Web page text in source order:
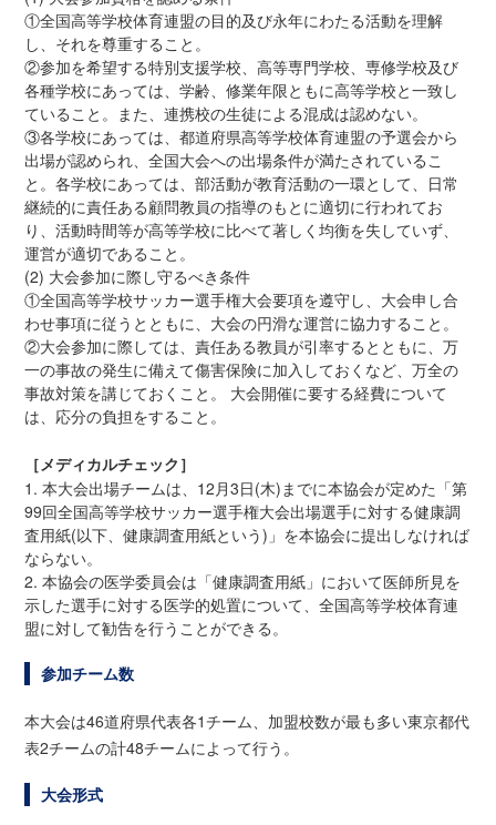
①全国高等学校体育連盟の目的及び永年にわたる活動を理解
し、それを尊重すること。
②参加を希望する特別支援学校、高等専門学校、専修学校及び
各種学校にあっては、学齢、修業年限ともに高等学校と一致し
ていること。また、連携校の生徒による混成は認めない。
③各学校にあっては、都道府県高等学校体育連盟の予選会から
出場が認められ、全国大会への出場条件が満たされているこ
と。各学校にあっては、部活動が教育活動の一環として、日常
継続的に責任ある顧問教員の指導のもとに適切に行われてお
り、活動時間等が高等学校に比べて著しく均衡を失していず、
運営が適切であること。
(2) 大会参加に際し守るべき条件
①全国高等学校サッカー選手権大会要項を遵守し、大会申し合
わせ事項に従うとともに、大会の円滑な運営に協力すること。
②大会参加に際しては、責任ある教員が引率するとともに、万
一の事故の発生に備えて傷害保険に加入しておくなど、万全の
事故対策を講じておくこと。 大会開催に要する経費について
は、応分の負担をすること。
［メディカルチェック］
1. 本大会出場チームは、12月3日(木)までに本協会が定めた「第
99回全国高等学校サッカー選手権大会出場選手に対する健康調
査用紙(以下、健康調査用紙という)」を本協会に提出しなければ
ならない。
2. 本協会の医学委員会は「健康調査用紙」において医師所見を
示した選手に対する医学的処置について、全国高等学校体育連
盟に対して勧告を行うことができる。
参加チーム数
本大会は46道府県代表各1チーム、加盟校数が最も多い東京都代
表2チームの計48チームによって行う。
大会形式